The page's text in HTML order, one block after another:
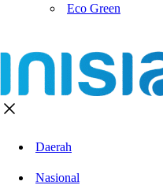
Eco Green
Daerah
Nasional